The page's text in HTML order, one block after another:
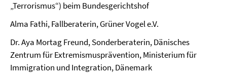
„Terrorismus“) beim Bundesgerichtshof
Alma Fathi, Fallberaterin, Grüner Vogel e.V.
Dr. Aya Mortag Freund, Sonderberaterin, Dänisches
Zentrum für Extremismusprävention, Ministerium für
Immigration und Integration, Dänemark